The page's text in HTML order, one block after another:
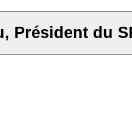
Président du